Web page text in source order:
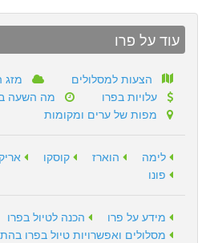
עוד על פרו
הצעות למסלולים
מזג
עלויות בפרו
מה השעה
מפות של ערים ומקומות
לימה הוארז קוסקו
פונו
מידע על פרו
הכנה לטיול בפרו
מסלולים ואפשרויות טיול בפרו